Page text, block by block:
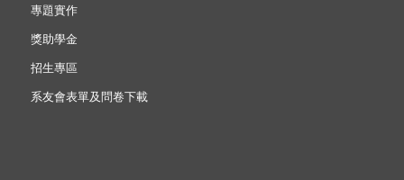
專題實作
獎助學金
招生專區
系友會表單及問卷下載